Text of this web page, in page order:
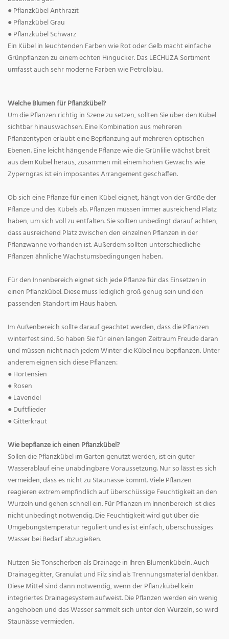
● Pflanzkübel Anthrazit
● Pflanzkübel Grau
● Pflanzkübel Schwarz
Ein Kübel in leuchtenden Farben wie Rot oder Gelb macht einfache
Grünpflanzen zu einem echten Hingucker. Das LECHUZA Sortiment
umfasst auch sehr moderne Farben wie Petrolblau.
Welche Blumen für Pflanzkübel?
Um die Pflanzen richtig in Szene zu setzen, sollten Sie über den Kübel
sichtbar hinauswachsen. Eine Kombination aus mehreren
Pflanzentypen erlaubt eine Bepflanzung auf mehreren optischen
Ebenen. Eine leicht hängende Pflanze wie die Grünlilie wächst breit
aus dem Kübel heraus, zusammen mit einem hohen Gewächs wie
Zyperngras ist ein imposantes Arrangement geschaffen.
Ob sich eine Pflanze für einen Kübel eignet, hängt von der Größe der
Pflanze und des Kübels ab. Pflanzen müssen immer ausreichend Platz
haben, um sich voll zu entfalten. Sie sollten unbedingt darauf achten,
dass ausreichend Platz zwischen den einzelnen Pflanzen in der
Pflanzwanne vorhanden ist. Außerdem sollten unterschiedliche
Pflanzen ähnliche Wachstumsbedingungen haben.
Für den Innenbereich eignet sich jede Pflanze für das Einsetzen in
einen Pflanzkübel. Diese muss lediglich groß genug sein und den
passenden Standort im Haus haben.
Im Außenbereich sollte darauf geachtet werden, dass die Pflanzen
winterfest sind. So haben Sie für einen langen Zeitraum Freude daran
und müssen nicht nach jedem Winter die Kübel neu bepflanzen. Unter
anderem eignen sich diese Pflanzen:
● Hortensien
● Rosen
● Lavendel
● Duftflieder
● Gitterkraut
Wie bepflanze ich einen Pflanzkübel?
Sollen die Pflanzkübel im Garten genutzt werden, ist ein guter
Wasserablauf eine unabdingbare Voraussetzung. Nur so lässt es sich
vermeiden, dass es nicht zu Staunässe kommt. Viele Pflanzen
reagieren extrem empfindlich auf überschüssige Feuchtigkeit an den
Wurzeln und gehen schnell ein. Für Pflanzen im Innenbereich ist dies
nicht unbedingt notwendig. Die Feuchtigkeit wird gut über die
Umgebungstemperatur reguliert und es ist einfach, überschüssiges
Wasser bei Bedarf abzugießen.
Nutzen Sie Tonscherben als Drainage in Ihren Blumenkübeln. Auch
Drainagegitter, Granulat und Filz sind als Trennungsmaterial denkbar.
Diese Mittel sind dann notwendig, wenn der Pflanzkübel kein
integriertes Drainagesystem aufweist. Die Pflanzen werden ein wenig
angehoben und das Wasser sammelt sich unter den Wurzeln, so wird
Staunässe vermieden.